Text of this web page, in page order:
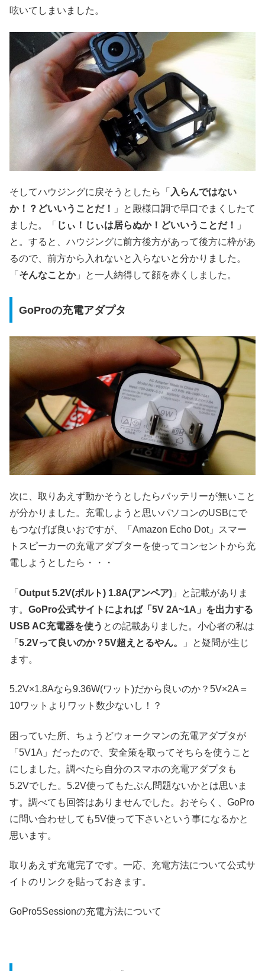
呟いてしまいました。
そしてハウジングに戻そうとしたら「 入らんではない
か！？どいいうことだ！
」と殿様口調で早口でまくしたて
ました。「 じぃ！じぃは居らぬか！どいいうことだ！
」
と。すると、ハウジングに前方後方があって後方に枠があ
るので、前方から入れないと入らないと分かりました。
「 そんなことか」と一人納得して顔を赤くしました。
GoProの充電アダプタ
次に、取りあえず動かそうとしたらバッテリーが無いこと
が分かりました。充電しようと思いパソコンのUSBにで
もつなげば良いおですが、「Amazon Echo Dot」スマー
トスピーカーの充電アダプターを使ってコンセントから充
電しようとしたら・・・
「 Output 5.2V(ボルト) 1.8A(アンペア) 」と記載がありま
す。 GoPro公式サイトによれば「5V 2A~1A」を出力する
USB AC充電器を使う との記載ありました。小心者の私は
「 5.2Vって良いのか？5V超えとるやん。
」と疑問が生じ
ます。
5.2V×1.8Aなら9.36W(ワット)だから良いのか？5V×2A＝
10ワットよりワット数少ないし！？
困っていた所、ちょうどウォークマンの充電アダプタが
「5V1A」だったので、安全策を取ってそちらを使うこと
にしました。調べたら自分のスマホの充電アダプタも
5.2Vでした。5.2V使ってもたぶん問題ないかとは思いま
す。調べても回答はありませんでした。おそらく、GoPro
に問い合わせしても5V使って下さいという事になるかと
思います。
取りあえず充電完了です。一応、充電方法について公式サ
イトのリンクを貼っておきます。
GoPro5Sessionの充電方法について